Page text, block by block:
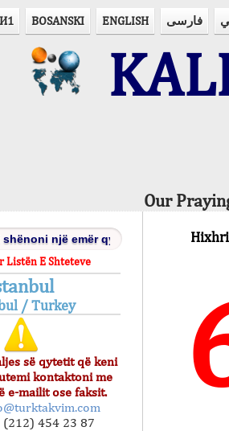
BOSANSKI ENGLISH فارسی
Our
Listën E Shteteve
/ Turkey
së qytetit që keni
kontaktoni me
e-mailit ose faksit.
(212) 454 23 87